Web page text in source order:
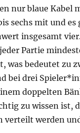
nur blaue Kabel
sechs mit und es
insgesamt
Partie
was bedeutet zu
bei drei
doppelten
zu wissen ist,
verteilt werden